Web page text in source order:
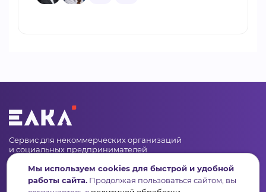
Сервис для некоммерческих организаций
и социальных предпринимателей
Подпишись на рассылку дайджест, новости, мероприятия
Мы используем cookies для быстрой и удобной
работы сайта. Продолжая пользоваться сайтом, вы